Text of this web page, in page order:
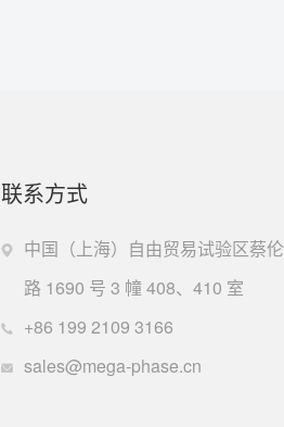
联系方式
中国（上海）自由贸易试验区蔡伦
路 1690 号 3 幢 408、410 室
+86 199 2109 3166
sales@mega-phase.cn